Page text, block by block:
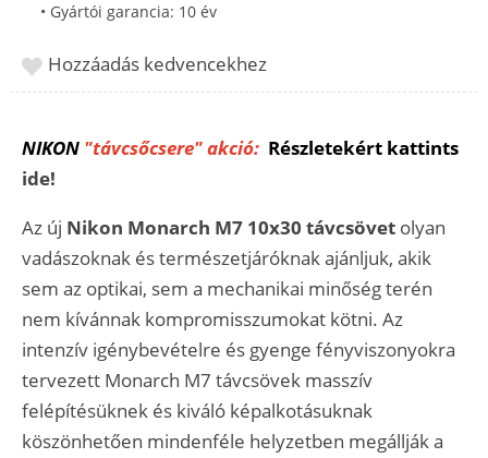
• Gyártói garancia: 10 év
Hozzáadás kedvencekhez
NIKON "távcsőcsere" akció: Részletekért kattints
ide!
Az új Nikon Monarch M7 10x30 távcsövet olyan
vadászoknak és természetjáróknak ajánljuk, akik
sem az optikai, sem a mechanikai minőség terén
nem kívánnak kompromisszumokat kötni. Az
intenzív igénybevételre és gyenge fényviszonyokra
tervezett Monarch M7 távcsövek masszív
felépítésüknek és kiváló képalkotásuknak
köszönhetően mindenféle helyzetben megállják a